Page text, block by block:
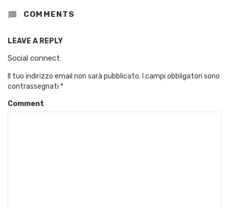
COMMENTS
LEAVE A REPLY
Social connect:
Il tuo indirizzo email non sarà pubblicato. I campi obbligatori sono
contrassegnati *
Comment